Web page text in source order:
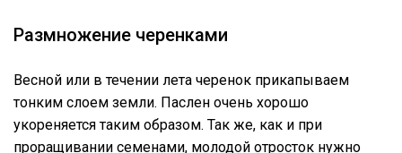
Размножение черенками
Весной или в течении лета черенок прикапываем
тонким слоем земли. Паслен очень хорошо
укореняется таким образом. Так же, как и при
проращивании семенами, молодой отросток нужно